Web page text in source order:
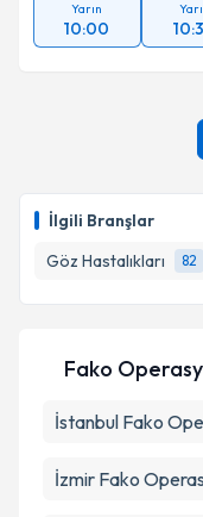
İlgili Branşlar
Göz Hastalıkları
82
Yarın
10:00
Fako
İstanbul Fako
İzmir Fako